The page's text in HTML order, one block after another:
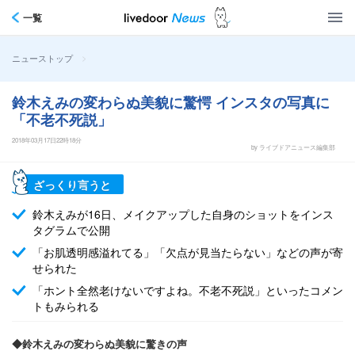
一覧
ニューストップ >
鈴木えみの変わらぬ美貌に驚愕 インスタの写真に
「不老不死説」
2018年03月17日22時18分
by ライブドアニュース編集部
ざっくり言うと
鈴木えみが16日、メイクアップした自身のショットをインス
タグラムで公開
「お肌透明感溢れてる」「欠点が見当たらない」などの声が寄
せられた
「ホント全然老けないですよね。不老不死説」といったコメン
トもみられる
◆鈴木えみの変わらぬ美貌に驚きの声